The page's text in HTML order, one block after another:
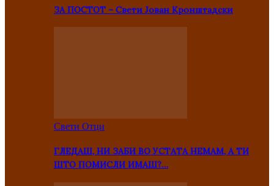
ЗА ПОСТОТ – Свети Јован Кронштадски
Свети Отци
ГЛЕДАШ, НИ ЗАБИ ВО УСТАТА НЕМАМ, А ТИ
ШТО ПОМИСЛИ ИМАШ?…